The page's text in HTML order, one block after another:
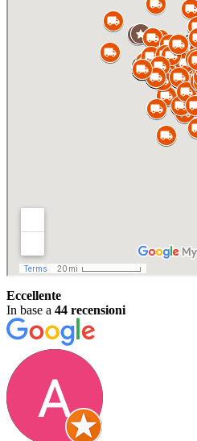
Eccellente
In base a 44 recensioni